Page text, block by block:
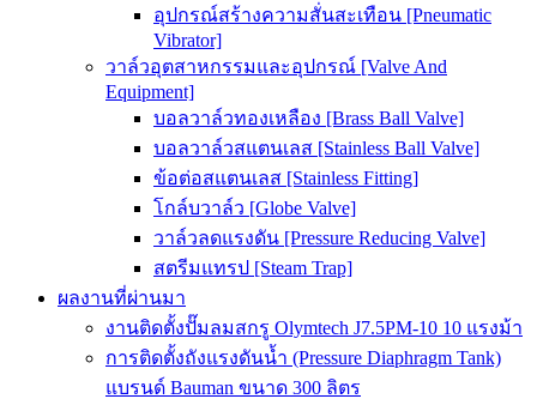
อุปกรณ์สร้างความสั่นสะเทือน [Pneumatic
Vibrator]
วาล์วอุตสาหกรรมและอุปกรณ์ [Valve And
Equipment]
บอลวาล์วทองเหลือง [Brass Ball Valve]
บอลวาล์วสแตนเลส [Stainless Ball Valve]
ข้อต่อสแตนเลส [Stainless Fitting]
โกล์บวาล์ว [Globe Valve]
วาล์วลดแรงดัน [Pressure Reducing Valve]
สตรีมแทรป [Steam Trap]
ผลงานที่ผ่านมา
งานติดตั้งปั๊มลมสกรู Olymtech J7.5PM-10 10 แรงม้า
การติดตั้งถังแรงดันน้ำ (Pressure Diaphragm Tank)
แบรนด์ Bauman ขนาด 300 ลิตร